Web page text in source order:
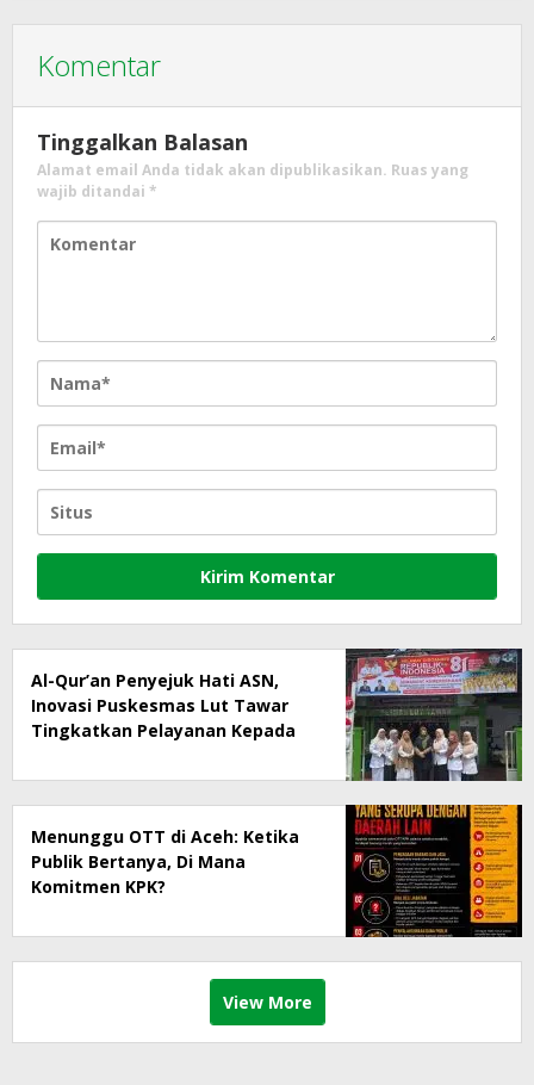
Komentar
Tinggalkan Balasan
Alamat email Anda tidak akan dipublikasikan. Ruas yang
wajib ditandai *
Al-Qur’an Penyejuk Hati ASN,
Inovasi Puskesmas Lut Tawar
Tingkatkan Pelayanan Kepada
Menunggu OTT di Aceh: Ketika
Publik Bertanya, Di Mana
Komitmen KPK?
View More